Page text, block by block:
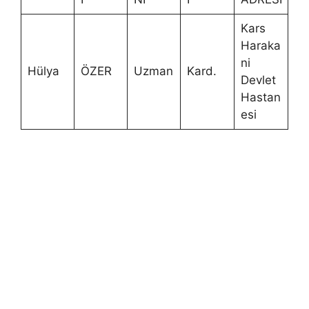
Hülya ÖZER Uzman Kard.
Kars
Haraka
ni
Devlet
Hastan
esi